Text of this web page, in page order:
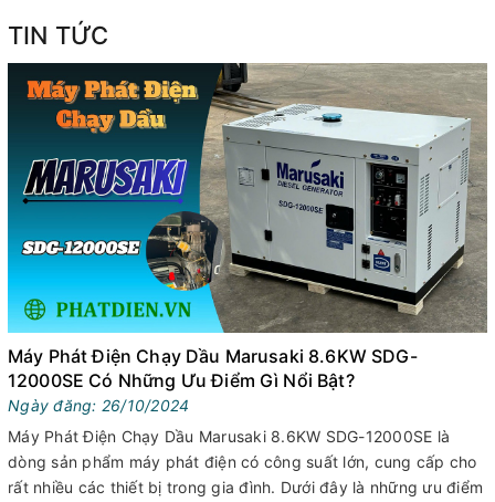
TIN TỨC
Máy Phát Điện Chạy Dầu Marusaki 8.6KW SDG-
12000SE Có Những Ưu Điểm Gì Nổi Bật?
Ngày đăng: 26/10/2024
Máy Phát Điện Chạy Dầu Marusaki 8.6KW SDG-12000SE là
dòng sản phẩm máy phát điện có công suất lớn, cung cấp cho
rất nhiều các thiết bị trong gia đình. Dưới đây là những ưu điểm